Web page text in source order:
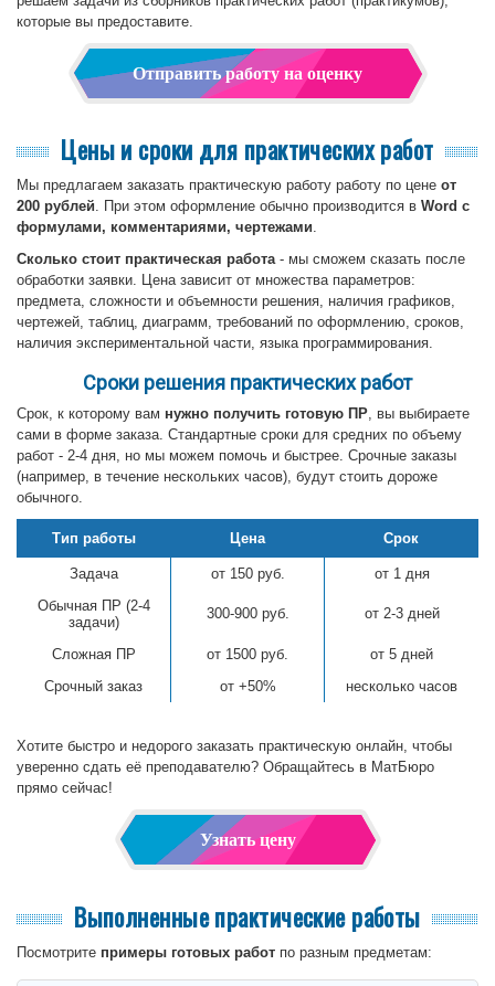
которые вы предоставите.
Отправить работу на оценку
Цены и сроки для практических работ
Мы предлагаем заказать практическую работу работу по цене от
200 рублей . При этом оформление обычно производится в Word с
формулами, комментариями, чертежами
Сколько стоит практическая работа - мы сможем сказать после
обработки заявки. Цена зависит от множества параметров:
предмета, сложности и объемности решения, наличия графиков,
чертежей, таблиц, диаграмм, требований по оформлению, сроков,
наличия экспериментальной части, языка программирования.
Сроки решения практических работ
Срок, к которому вам нужно получить готовую ПР , вы выбираете
сами в форме заказа. Стандартные сроки для средних по объему
работ - 2-4 дня, но мы можем помочь и быстрее. Срочные заказы
(например, в течение нескольких часов), будут стоить дороже
обычного.
Тип работы Цена Срок
Задача от 150 руб.
от 1 дня
Обычная ПР (2-4
задачи)
300-900 руб. от 2-3 дней
Сложная ПР от 1500 руб.
от 5 дней
Срочный заказ
от +50% несколько часов
Хотите быстро и недорого заказать практическую онлайн, чтобы
уверенно сдать её преподавателю? Обращайтесь в МатБюро
прямо сейчас!
Узнать цену
Выполненные практические работы
Посмотрите примеры готовых работ по разным предметам: